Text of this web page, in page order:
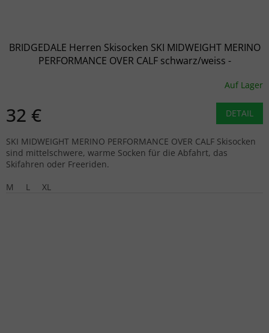
BRIDGEDALE Herren Skisocken SKI MIDWEIGHT MERINO
PERFORMANCE OVER CALF schwarz/weiss -
Auf Lager
32 € DETAIL
SKI MIDWEIGHT MERINO PERFORMANCE OVER CALF Skisocken
sind mittelschwere, warme Socken für die Abfahrt, das
Skifahren oder Freeriden.
M
L XL